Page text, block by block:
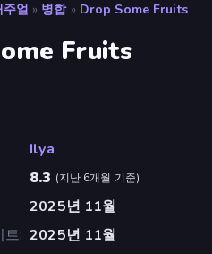
주얼 » 병합 » Drop Some Fruits
Fruits
Ilya
8.3 (지난 6개월 기준)
2025년 11월
트 2025년 11월